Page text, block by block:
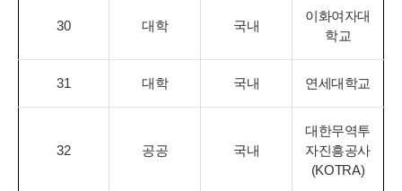
30 대학 국내
이화여자대
학교
31 대학 국내 연세대학교
32 공공 국내
대한무역투
자진흥공사
(KOTRA)